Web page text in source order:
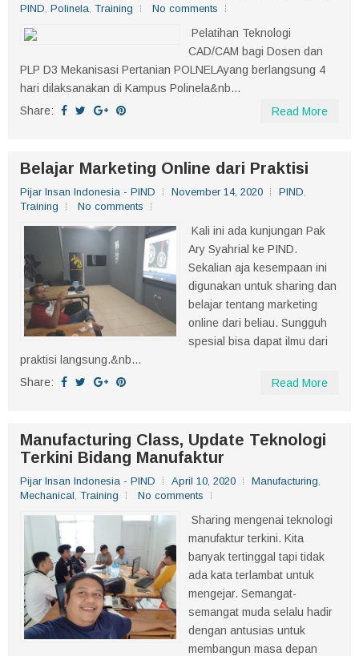
PIND Polinela Training No comments
Pelatihan Teknologi
CAD/CAM bagi Dosen dan
PLP D3 Mekanisasi Pertanian POLNELAyang berlangsung 4
hari dilaksanakan di Kampus Polinela&nb...
Share:
Read More
Belajar Marketing Online dari Praktisi
Pijar Insan Indonesia - PIND November 14, 2020 PIND
Training
No comments
Kali ini ada kunjungan Pak
Ary Syahrial ke PIND.
Sekalian aja kesempaan ini
digunakan untuk sharing dan
belajar tentang marketing
online dari beliau. Sungguh
spesial bisa dapat ilmu dari
praktisi langsung.&nb...
Share:
Read More
Manufacturing Class, Update Teknologi
Terkini Bidang Manufaktur
Pijar Insan Indonesia - PIND April 10, 2020 Manufacturing
Mechanical Training No comments
Sharing mengenai teknologi
manufaktur terkini. Kita
banyak tertinggal tapi tidak
ada kata terlambat untuk
mengejar. Semangat-
semangat muda selalu hadir
dengan antusias untuk
membangun masa depan